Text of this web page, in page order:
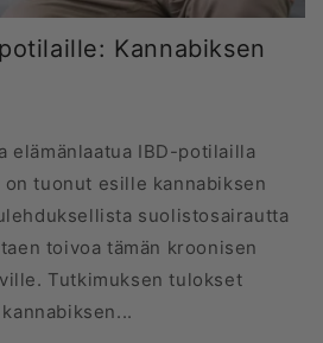
Kannabiksen
elämänlaatua IBD-potilailla
tuonut esille kannabiksen
suolistosairautta
toivoa tämän kroonisen
Tutkimuksen tulokset